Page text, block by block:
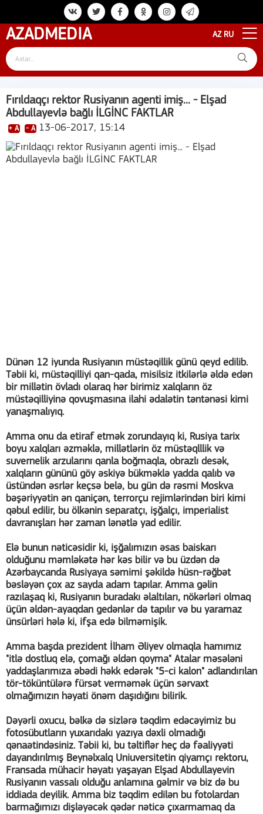
AZADMEDIA AZ RU
Fırıldaqçı rektor Rusiyanın agenti imiş... - Elşad
Abdullayevlə bağlı İLGİNC FAKTLAR
+ A - A 13-06-2017, 15:14
Dünən 12 iyunda Rusiyanın müstəqillik günü qeyd edilib.
Təbii ki, müstəqilliyi qan-qada, misilsiz itkilərlə əldə edən
bir millətin övladı olaraq hər birimiz xalqların öz
müstəqilliyinə qovuşmasına ilahi ədalətin təntənəsi kimi
yanaşmalıyıq.
Amma onu da etiraf etmək zorundayıq ki, Rusiya tarix
boyu xalqları əzməklə, millətlərin öz müstəqlllik və
suvernelik arzularını qanla boğmaqla, obrazlı desək,
xalqların gününü göy əskiyə bükməklə yadda qalıb və
üstündən əsrlər keçsə belə, bu gün də rəsmi Moskva
bəşəriyyətin ən qaniçən, terrorçu rejimlərindən biri kimi
qəbul edilir, bu ölkənin separatçı, işğalçı, imperialist
davranışları hər zaman lənətlə yad edilir.
Elə bunun nəticəsidir ki, işğalımızın əsas baiskarı
olduğunu məmləkətə hər kəs bilir və bu üzdən də
Azərbaycanda Rusiyaya səmimi şəkildə hüsn-rəğbət
bəsləyən çox az sayda adam tapılar. Amma gəlin
razılaşaq ki, Rusiyanın buradakı əlaltıları, nökərləri olmaq
üçün əldən-ayaqdan gedənlər də tapılır və bu yaramaz
ünsürləri hələ ki, ifşa edə bilməmişik.
Amma başda prezident İlham Əliyev olmaqla hamımız
"itlə dostluq elə, çomağı əldən qoyma" Atalar məsələni
yaddaşlarımıza əbədi həkk edərək "5-ci kalon" adlandırılan
tör-töküntülərə fürsət verməmək üçün sərvaxt
olmağımızın həyati önəm daşıdığını bilirik.
Dəyərli oxucu, bəlkə də sizlərə təqdim edəcəyimiz bu
fotosübutların yuxarıdakı yazıya dəxli olmadığı
qənaətindəsiniz. Təbii ki, bu təltiflər heç də fəaliyyəti
dayandırılmış Beynəlxalq Uniuversitetin qiyamçı rektoru,
Fransada mühacir həyatı yaşayan Elşad Abdullayevin
Rusiyanın vassalı olduğu anlamına gəlmir və biz də bu
iddiada deyilik. Amma biz təqdim edilən bu fotolardan
barmağımızı dişləyəcək qədər nəticə çıxarmamaq da